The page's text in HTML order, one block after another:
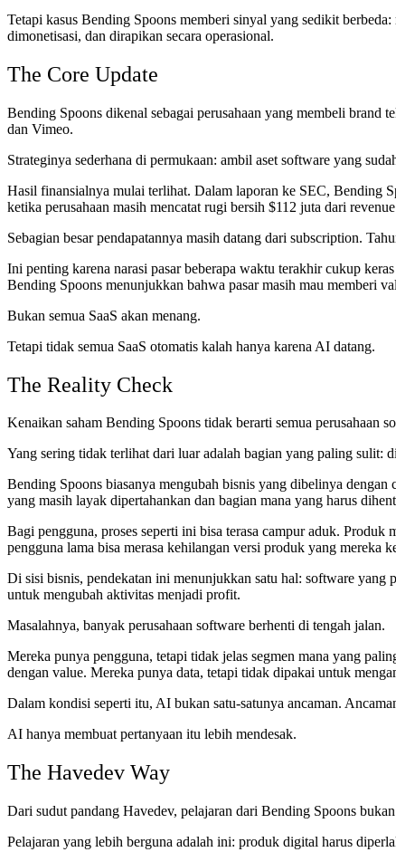
Tetapi kasus Bending Spoons memberi sinyal yang sedikit
dimonetisasi, dan dirapikan secara operasional.
The Core Update
Bending Spoons dikenal sebagai perusahaan yang membeli
dan Vimeo.
Strateginya sederhana di permukaan: ambil aset software yang
Hasil finansialnya mulai terlihat. Dalam laporan ke SEC, Bending
ketika perusahaan masih mencatat rugi bersih $112 juta dari
Sebagian besar pendapatannya masih datang dari subscription.
Ini penting karena narasi pasar beberapa waktu terakhir cukup
Bending Spoons menunjukkan bahwa pasar masih mau memberi
Bukan semua SaaS akan menang.
Tetapi tidak semua SaaS otomatis kalah hanya karena AI datang.
The Reality Check
Kenaikan saham Bending Spoons tidak berarti semua perusahaan
Yang sering tidak terlihat dari luar adalah bagian yang paling sulit:
Bending Spoons biasanya mengubah bisnis yang dibelinya
yang masih layak dipertahankan dan bagian mana yang harus
Bagi pengguna, proses seperti ini bisa terasa campur aduk.
pengguna lama bisa merasa kehilangan versi produk yang mereka
Di sisi bisnis, pendekatan ini menunjukkan satu hal: software yang
untuk mengubah aktivitas menjadi profit.
Masalahnya, banyak perusahaan software berhenti di tengah jalan.
Mereka punya pengguna, tetapi tidak jelas segmen mana yang
dengan value. Mereka punya data, tetapi tidak dipakai untuk
Dalam kondisi seperti itu, AI bukan satu-satunya ancaman.
AI hanya membuat pertanyaan itu lebih mendesak.
The Havedev Way
Dari sudut pandang Havedev, pelajaran dari Bending Spoons
Pelajaran yang lebih berguna adalah ini: produk digital harus